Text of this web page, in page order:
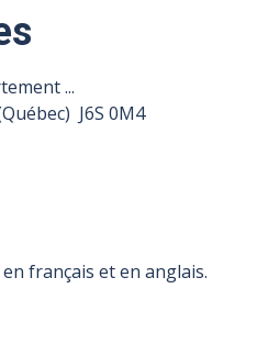
...
J6S 0M4
français et en anglais.